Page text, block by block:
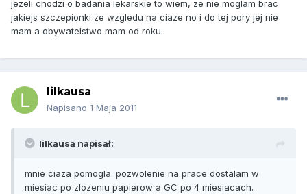
jezeli chodzi o badania lekarskie to wiem, ze nie moglam brac
jakiejs szczepionki ze wzgledu na ciaze no i do tej pory jej nie
mam a obywatelstwo mam od roku.
lilkausa
Napisano 1 Maja 2011
lilkausa napisał:
mnie ciaza pomogla. pozwolenie na prace dostalam w
miesiac po zlozeniu papierow a GC po 4 miesiacach.